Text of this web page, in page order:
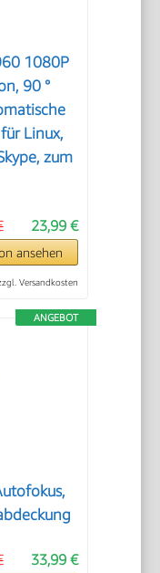
1080P
90 °
Linux,
zum
23,99 €
ansehen
Versandkosten
ANGEBOT
33,99 €